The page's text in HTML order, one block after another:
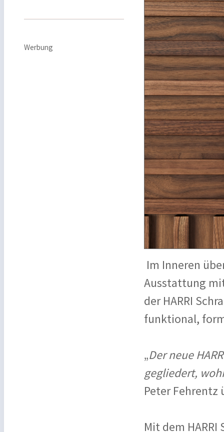
Werbung
Im Inneren
Ausstattung
der HARRI
funktional,
„Der neue
gegliedert,
Peter Fehrentz
Mit dem